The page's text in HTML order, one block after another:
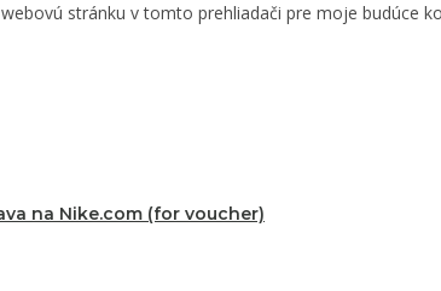
stránku v tomto prehliadači pre moje budúce
na Nike.com (for voucher)